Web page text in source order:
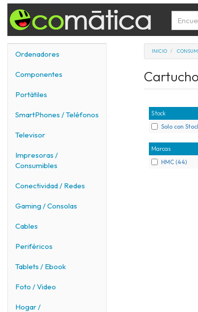
Ordenadores
Componentes
Portátiles
SmartPhones / Teléfonos
Televisor
Impresoras /
Consumibles
Conectividad / Redes
Gaming / Consolas
Cables
Periféricos
Tablets / Ebook
Foto / Video
Hogar /
INICIO
Stock
Solo con
Marcas
HMC (44)